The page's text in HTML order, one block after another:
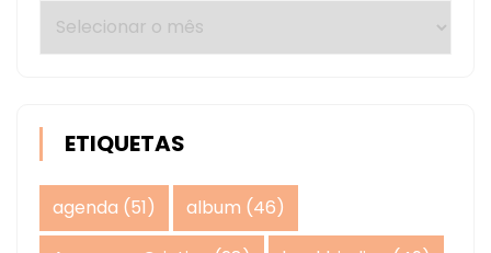
Arquivos
ETIQUETAS
agenda (51) album (46)